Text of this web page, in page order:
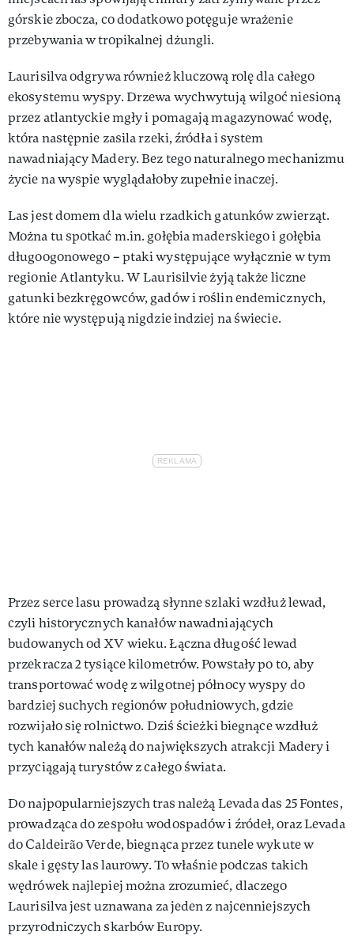
górskie zbocza, co dodatkowo potęguje wrażenie
przebywania w tropikalnej dżungli.
Laurisilva odgrywa również kluczową rolę dla całego
ekosystemu wyspy. Drzewa wychwytują wilgoć niesioną
przez atlantyckie mgły i pomagają magazynować wodę,
która następnie zasila rzeki, źródła i system
nawadniający Madery. Bez tego naturalnego mechanizmu
życie na wyspie wyglądałoby zupełnie inaczej.
Las jest domem dla wielu rzadkich gatunków zwierząt.
Można tu spotkać m.in. gołębia maderskiego i gołębia
długoogonowego – ptaki występujące wyłącznie w tym
regionie Atlantyku. W Laurisilvie żyją także liczne
gatunki bezkręgowców, gadów i roślin endemicznych,
które nie występują nigdzie indziej na świecie.
Przez serce lasu prowadzą słynne szlaki wzdłuż lewad,
czyli historycznych kanałów nawadniających
budowanych od XV wieku. Łączna długość lewad
przekracza 2 tysiące kilometrów. Powstały po to, aby
transportować wodę z wilgotnej północy wyspy do
bardziej suchych regionów południowych, gdzie
rozwijało się rolnictwo. Dziś ścieżki biegnące wzdłuż
tych kanałów należą do największych atrakcji Madery i
przyciągają turystów z całego świata.
Do najpopularniejszych tras należą Levada das 25 Fontes,
prowadząca do zespołu wodospadów i źródeł, oraz Levada
do Caldeirão Verde, biegnąca przez tunele wykute w
skale i gęsty las laurowy. To właśnie podczas takich
wędrówek najlepiej można zrozumieć, dlaczego
Laurisilva jest uznawana za jeden z najcenniejszych
przyrodniczych skarbów Europy.